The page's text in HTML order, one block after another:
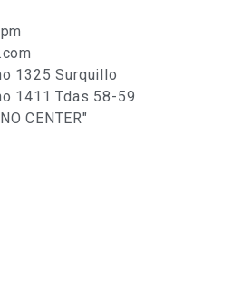
1325 Surquillo
1411 Tdas 58-59
CENTER"